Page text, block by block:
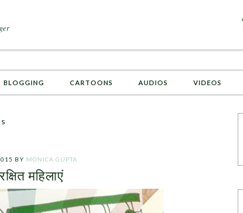
BLOGGING CARTOONS AUDIOS VIDEOS
BY MONICA GUPTA
महिलाएं